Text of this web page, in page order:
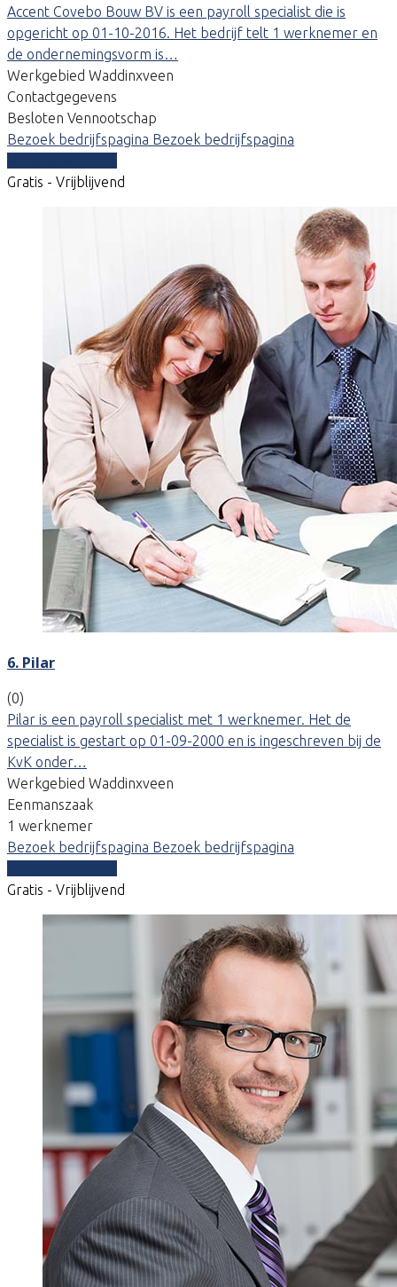
Accent Covebo Bouw BV is een payroll specialist die is
opgericht op 01-10-2016. Het bedrijf telt 1 werknemer en
de ondernemingsvorm is…
Werkgebied Waddinxveen
Contactgegevens
Besloten Vennootschap
Bezoek bedrijfspagina Bezoek bedrijfspagina
Gratis - Vrijblijvend
6. Pilar
(0)
Pilar is een payroll specialist met 1 werknemer. Het de
specialist is gestart op 01-09-2000 en is ingeschreven bij de
KvK onder…
Werkgebied Waddinxveen
Eenmanszaak
1 werknemer
Bezoek bedrijfspagina Bezoek bedrijfspagina
Gratis - Vrijblijvend